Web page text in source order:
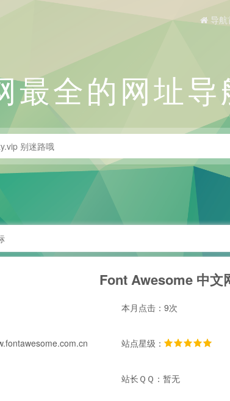
导航
最全的网址导
Font Awesome 中文
本月点击：9次
站点星级：
站长ＱＱ：暂无